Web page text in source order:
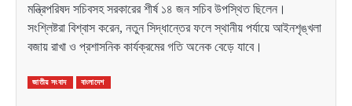
মন্ত্রিপরিষদ সচিবসহ সরকারের শীর্ষ ১৪ জন সচিব উপস্থিত ছিলেন।
সংশ্লিষ্টরা বিশ্বাস করেন, নতুন সিদ্ধান্তের ফলে স্থানীয় পর্যায়ে আইনশৃঙ্খলা
বজায় রাখা ও প্রশাসনিক কার্যক্রমের গতি অনেক বেড়ে যাবে।
জাতীয় সংবাদ বাংলাদেশ